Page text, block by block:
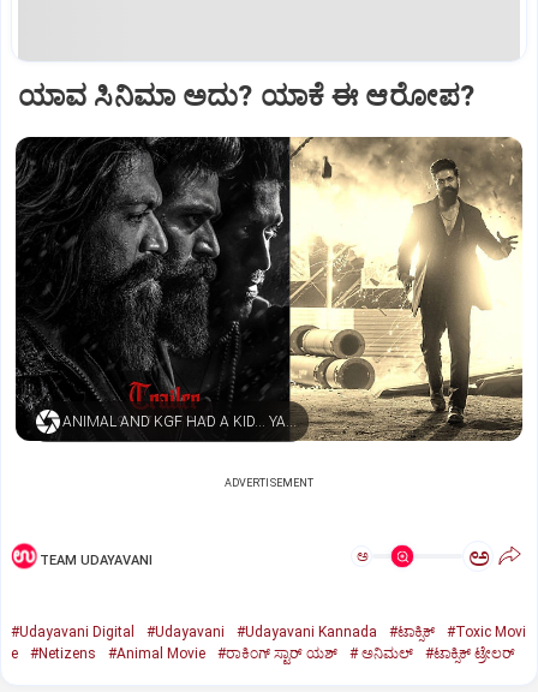
ಯಾವ ಸಿನಿಮಾ ಅದು? ಯಾಕೆ ಈ ಆರೋಪ?
ANIMAL AND KGF HAD A KID… YASH NAMED HIM TOXIC
ADVERTISEMENT
TEAM UDAYAVANI ಅ ಅ
#Udayavani Digital #Udayavani #Udayavani Kannada #ಟಾಕ್ಸಿಕ್‌
#Toxic Movi
e
#Netizens #Animal Movie #ರಾಕಿಂಗ್‌ ಸ್ಟಾರ್‌ ಯಶ್ #‌ ಅನಿಮಲ್‌ #ಟಾಕ್ಸಿಕ್‌ ಟ್ರೇಲರ್‌